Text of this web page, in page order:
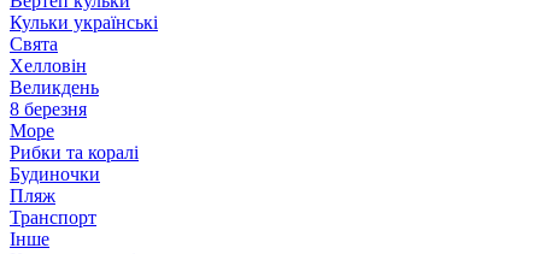
Кульки українські
Свята
Хелловін
Великдень
8 березня
Море
Рибки та коралі
Будиночки
Пляж
Транспорт
Інше